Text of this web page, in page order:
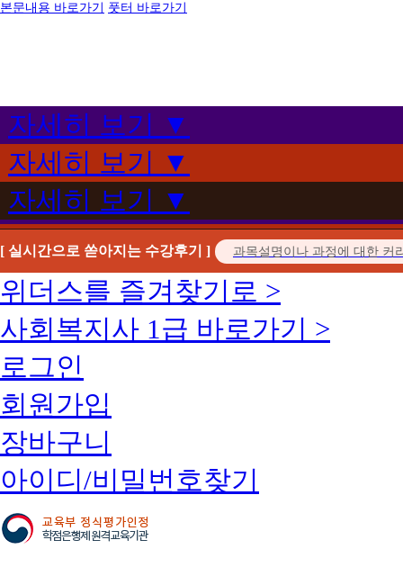
본문내용 바로가기 풋터 바로가기
자세히 보기 ▼
자세히 보기 ▼
자세히 보기 ▼
[ 실시간으로 쏟아지는 수강후기 ]
위더스를 즐겨찾기로 >
사회복지사 1급 바로가기 >
로그인
회원가입
장바구니
아이디/비밀번호찾기